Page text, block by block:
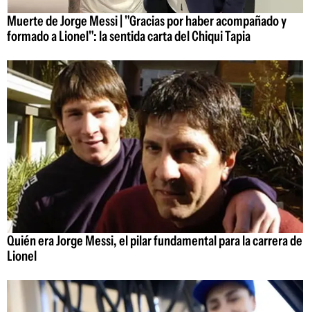
Muerte de Jorge Messi | "Gracias por haber acompañado y
formado a Lionel": la sentida carta del Chiqui Tapia
Quién era Jorge Messi, el pilar fundamental para la carrera de
Lionel